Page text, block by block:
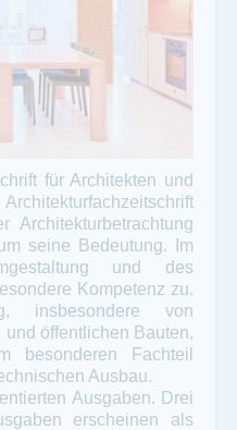
für Architekten und
Architekturbetrachtung
seine Bedeutung. Im
und des
Kompetenz zu.
insbesondere von
öffentlichen Bauten,
besonderen Fachteil
Ausbau.
Ausgaben. Drei
erscheinen als